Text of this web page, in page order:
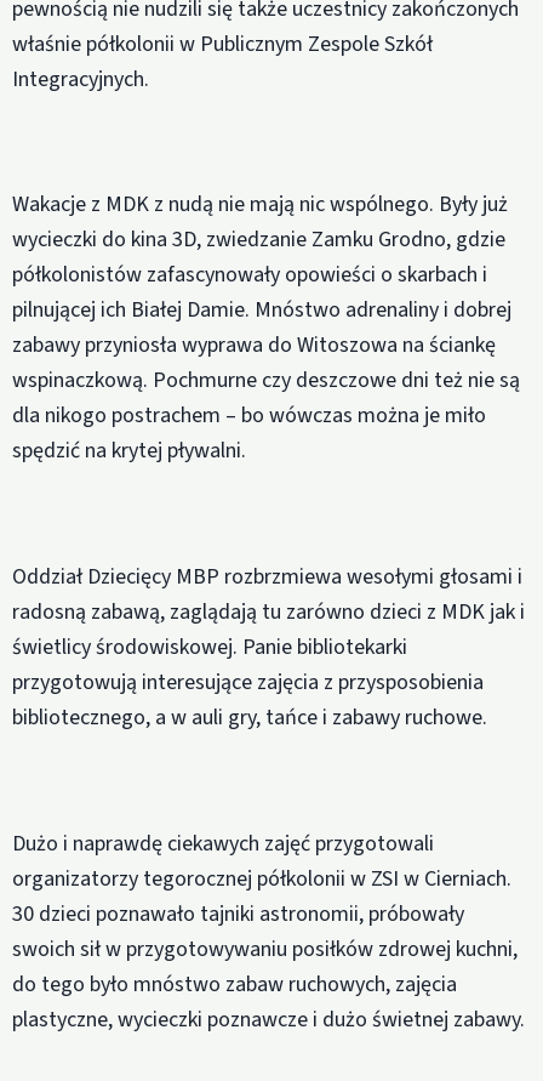
pewnością nie nudzili się także uczestnicy zakończonych
właśnie półkolonii w Publicznym Zespole Szkół
Integracyjnych.
Wakacje z MDK z nudą nie mają nic wspólnego. Były już
wycieczki do kina 3D, zwiedzanie Zamku Grodno, gdzie
półkolonistów zafascynowały opowieści o skarbach i
pilnującej ich Białej Damie. Mnóstwo adrenaliny i dobrej
zabawy przyniosła wyprawa do Witoszowa na ściankę
wspinaczkową. Pochmurne czy deszczowe dni też nie są
dla nikogo postrachem – bo wówczas można je miło
spędzić na krytej pływalni.
Oddział Dziecięcy MBP rozbrzmiewa wesołymi głosami i
radosną zabawą, zaglądają tu zarówno dzieci z MDK jak i
świetlicy środowiskowej. Panie bibliotekarki
przygotowują interesujące zajęcia z przysposobienia
bibliotecznego, a w auli gry, tańce i zabawy ruchowe.
Dużo i naprawdę ciekawych zajęć przygotowali
organizatorzy tegorocznej półkolonii w ZSI w Cierniach.
30 dzieci poznawało tajniki astronomii, próbowały
swoich sił w przygotowywaniu posiłków zdrowej kuchni,
do tego było mnóstwo zabaw ruchowych, zajęcia
plastyczne, wycieczki poznawcze i dużo świetnej zabawy.